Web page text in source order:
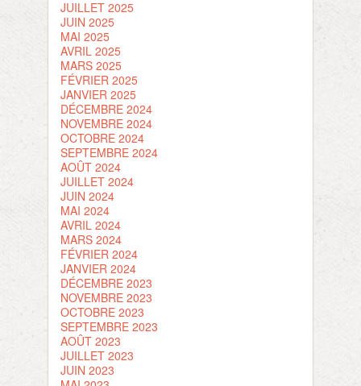
JUILLET 2025
JUIN 2025
MAI 2025
AVRIL 2025
MARS 2025
FÉVRIER 2025
JANVIER 2025
DÉCEMBRE 2024
NOVEMBRE 2024
OCTOBRE 2024
SEPTEMBRE 2024
AOÛT 2024
JUILLET 2024
JUIN 2024
MAI 2024
AVRIL 2024
MARS 2024
FÉVRIER 2024
JANVIER 2024
DÉCEMBRE 2023
NOVEMBRE 2023
OCTOBRE 2023
SEPTEMBRE 2023
AOÛT 2023
JUILLET 2023
JUIN 2023